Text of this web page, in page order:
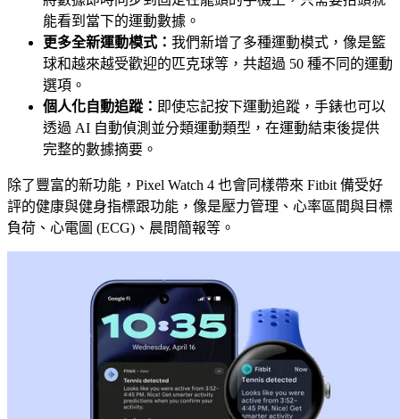
能看到當下的運動數據。
更多全新運動模式： 我們新增了多種運動模式，像是籃
球和越來越受歡迎的匹克球等，共超過 50 種不同的運動
選項。
個人化自動追蹤： 即使忘記按下運動追蹤，手錶也可以
透過 AI 自動偵測並分類運動類型，在運動結束後提供
完整的數據摘要。
除了豐富的新功能，Pixel Watch 4 也會同樣帶來 Fitbit 備受好
評的健康與健身指標跟功能，像是壓力管理、心率區間與目標
負荷、心電圖 (ECG)、晨間簡報等。